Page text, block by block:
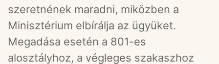
szeretnének maradni, miközben a
Minisztérium elbírálja az ügyüket.
Megadása esetén a 801-es
alosztályhoz, a végleges szakaszhoz